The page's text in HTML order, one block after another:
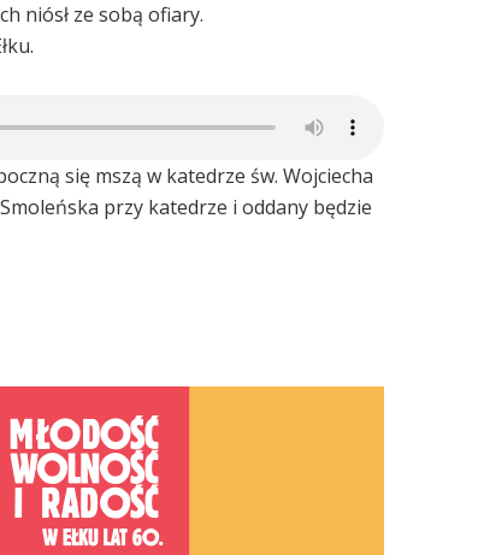
niósł ze sobą ofiary.
się mszą w katedrze św. Wojciecha
przy katedrze i oddany będzie